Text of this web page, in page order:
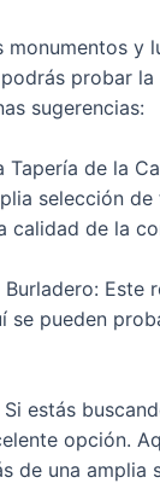
monumentos y
probar
sugerencias:
Tapería de la
selección
calidad de la
Burladero:
se pueden
Si estás
opción.
de una amplia